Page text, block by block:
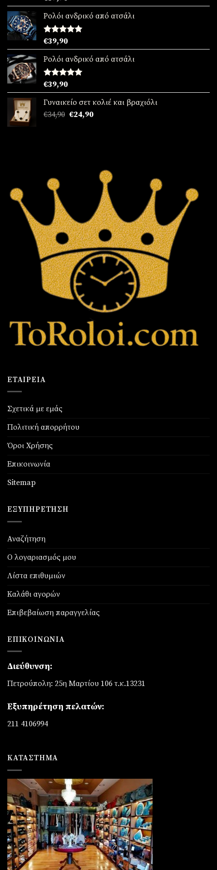
με5.00
από 5
Ρολόι ανδρικό από ατσάλι
Βαθμολογήθηκε
με5.00
από 5
€39,90
Ρολόι ανδρικό από ατσάλι
Βαθμολογήθηκε
με5.00
από 5
€39,90
Γυναικείο σετ κολιέ και βραχιόλι
€34,90 Original
€24,90Η
ΕΤΑΙΡΕΊΑ
Σχετικά με εμάς
Πολιτική απορρήτου
Όροι Χρήσης
Επικοινωνία
Sitemap
ΕΞΥΠΗΡΈΤΗΣΗ
Αναζήτηση
Ο λογαριασμός μου
Λίστα επιθυμιών
Καλάθι αγορών
Επιβεβαίωση παραγγελίας
ΕΠΙΚΟΙΝΩΝΊΑ
Διεύθυνση:
Πετρούπολη: 25η Μαρτίου 106 τ.κ.13231
Εξυπηρέτηση πελατών:
211 4106994
ΚΑΤΆΣΤΗΜΑ